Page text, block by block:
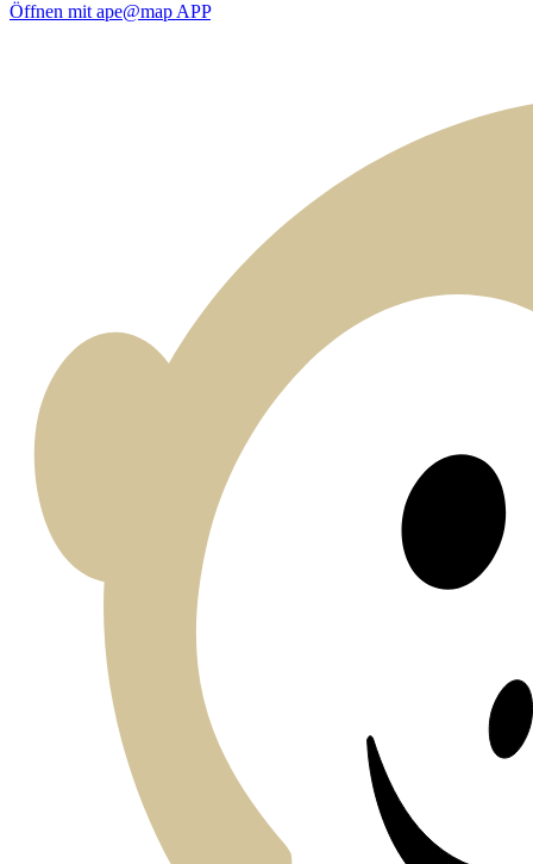
Öffnen mit ape@map APP